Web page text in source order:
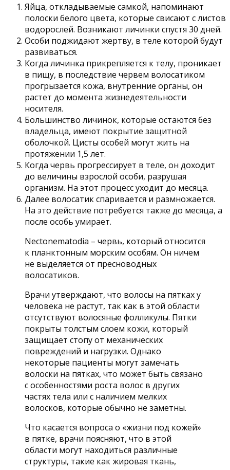
Яйца, откладываемые самкой, напоминают
полоски белого цвета, которые свисают с листов
водорослей. Возникают личинки спустя 30 дней.
Особи поджидают жертву, в теле которой будут
развиваться.
Когда личинка прикрепляется к телу, проникает
в пищу, в последствие червем волосатиком
прогрызается кожа, внутренние органы, он
растет до момента жизнедеятельности
носителя.
Большинство личинок, которые остаются без
владельца, имеют покрытие защитной
оболочкой. Цисты особей могут жить на
протяжении 1,5 лет.
Когда червь прогрессирует в теле, он доходит
до величины взрослой особи, разрушая
организм. На этот процесс уходит до месяца.
Далее волосатик спаривается и размножается.
На это действие потребуется также до месяца, а
после особь умирает.
Nectonematodia – червь, который относится
к планктонным морским особям. Он ничем
не выделяется от пресноводных
волосатиков.
Врачи утверждают, что волосы на пятках у
человека не растут, так как в этой области
отсутствуют волосяные фолликулы. Пятки
покрыты толстым слоем кожи, который
защищает стопу от механических
повреждений и нагрузки. Однако
некоторые пациенты могут замечать
волоски на пятках, что может быть связано
с особенностями роста волос в других
частях тела или с наличием мелких
волосков, которые обычно не заметны.
Что касается вопроса о «жизни под кожей»
в пятке, врачи поясняют, что в этой
области могут находиться различные
структуры, такие как жировая ткань,